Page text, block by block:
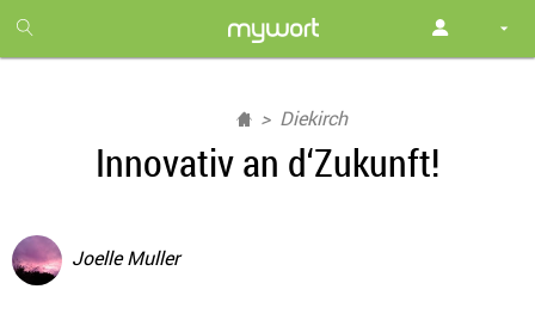
month
free
Diekirch
Innovativ an d‘Zukunft!
Joelle Muller